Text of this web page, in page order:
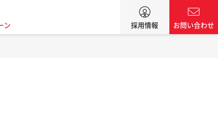
ン 採用情報 お問い合わせ